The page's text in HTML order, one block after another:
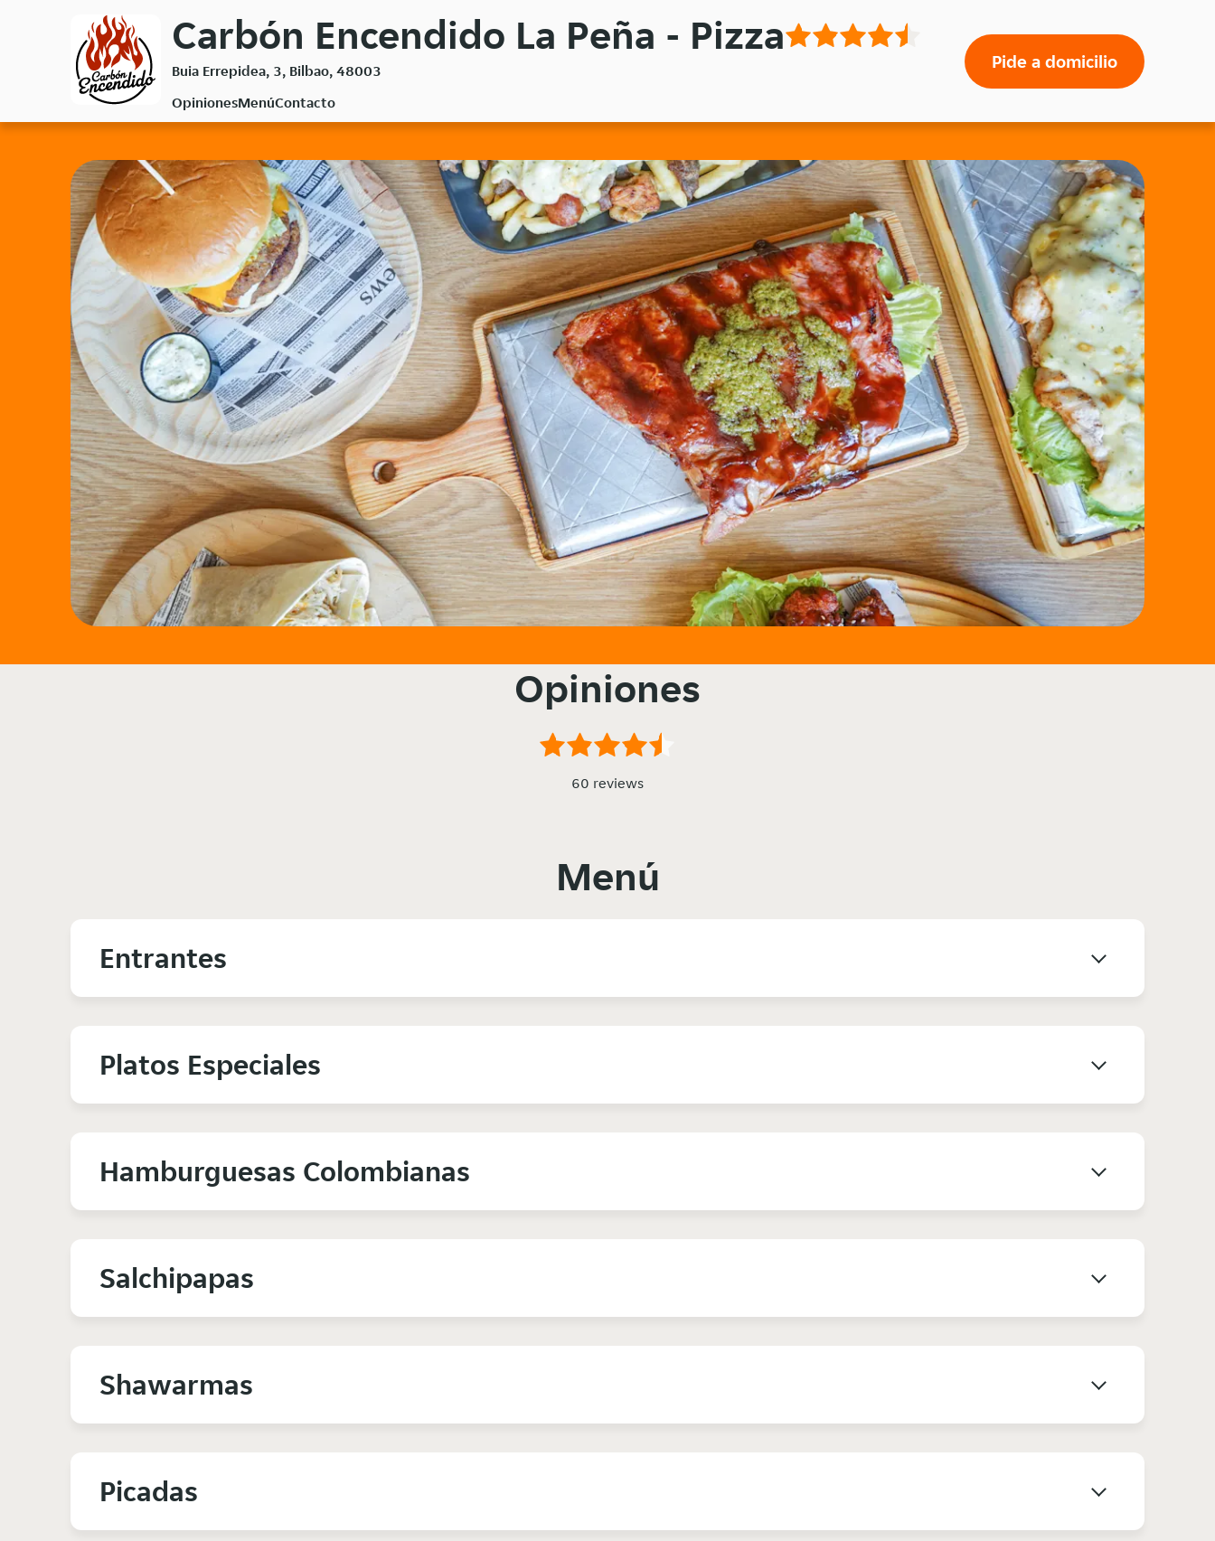
Carbón Encendido La Peña - Pizza
Buia Errepidea, 3, Bilbao, 48003 Pide a domicilio
OpinionesMenúContacto
Opiniones
60 reviews
Menú
Entrantes
Platos Especiales
Hamburguesas Colombianas
Salchipapas
Shawarmas
Picadas